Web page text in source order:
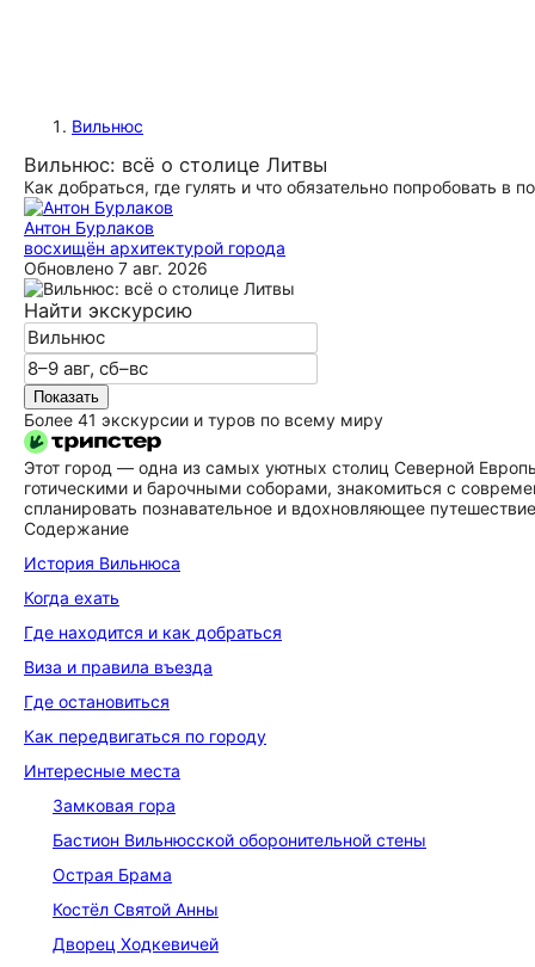
Вильнюс
Вильнюс: всё о столице Литвы
Как добраться, где гулять и что обязательно попробовать в
Антон Бурлаков
восхищён архитектурой города
Обновлено 7 авг. 2026
Найти экскурсию
Показать
Более 41 экскурсии и туров по всему миру
Этот город — одна из самых уютных столиц Северной
готическими и барочными соборами, знакомиться с
спланировать познавательное и вдохновляющее
Содержание
История Вильнюса
Когда ехать
Где находится и как добраться
Виза и правила въезда
Где остановиться
Как передвигаться по городу
Интересные места
Замковая гора
Бастион Вильнюсской оборонительной стены
Острая Брама
Костёл Святой Анны
Дворец Ходкевичей